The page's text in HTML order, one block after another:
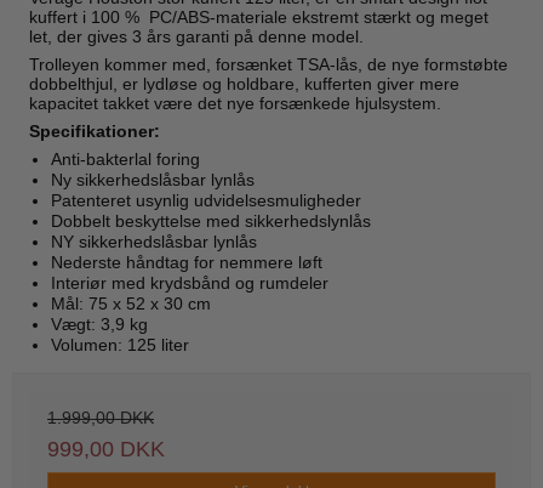
kuffert i 100 % PC/ABS-materiale ekstremt stærkt og meget
let, der gives 3 års garanti på denne model.
Trolleyen kommer med, forsænket TSA-lås, de nye formstøbte
dobbelthjul, er lydløse og holdbare, kufferten giver mere
kapacitet takket være det nye forsænkede hjulsystem.
Specifikationer:
Anti-bakterlal foring
Ny sikkerhedslåsbar lynlås
Patenteret usynlig udvidelsesmuligheder
Dobbelt beskyttelse med sikkerhedslynlås
NY sikkerhedslåsbar lynlås
Nederste håndtag for nemmere løft
Interiør med krydsbånd og rumdeler
Mål: 75 x 52 x 30 cm
Vægt: 3,9 kg
Volumen: 125 liter
1.999,00 DKK
999,00 DKK